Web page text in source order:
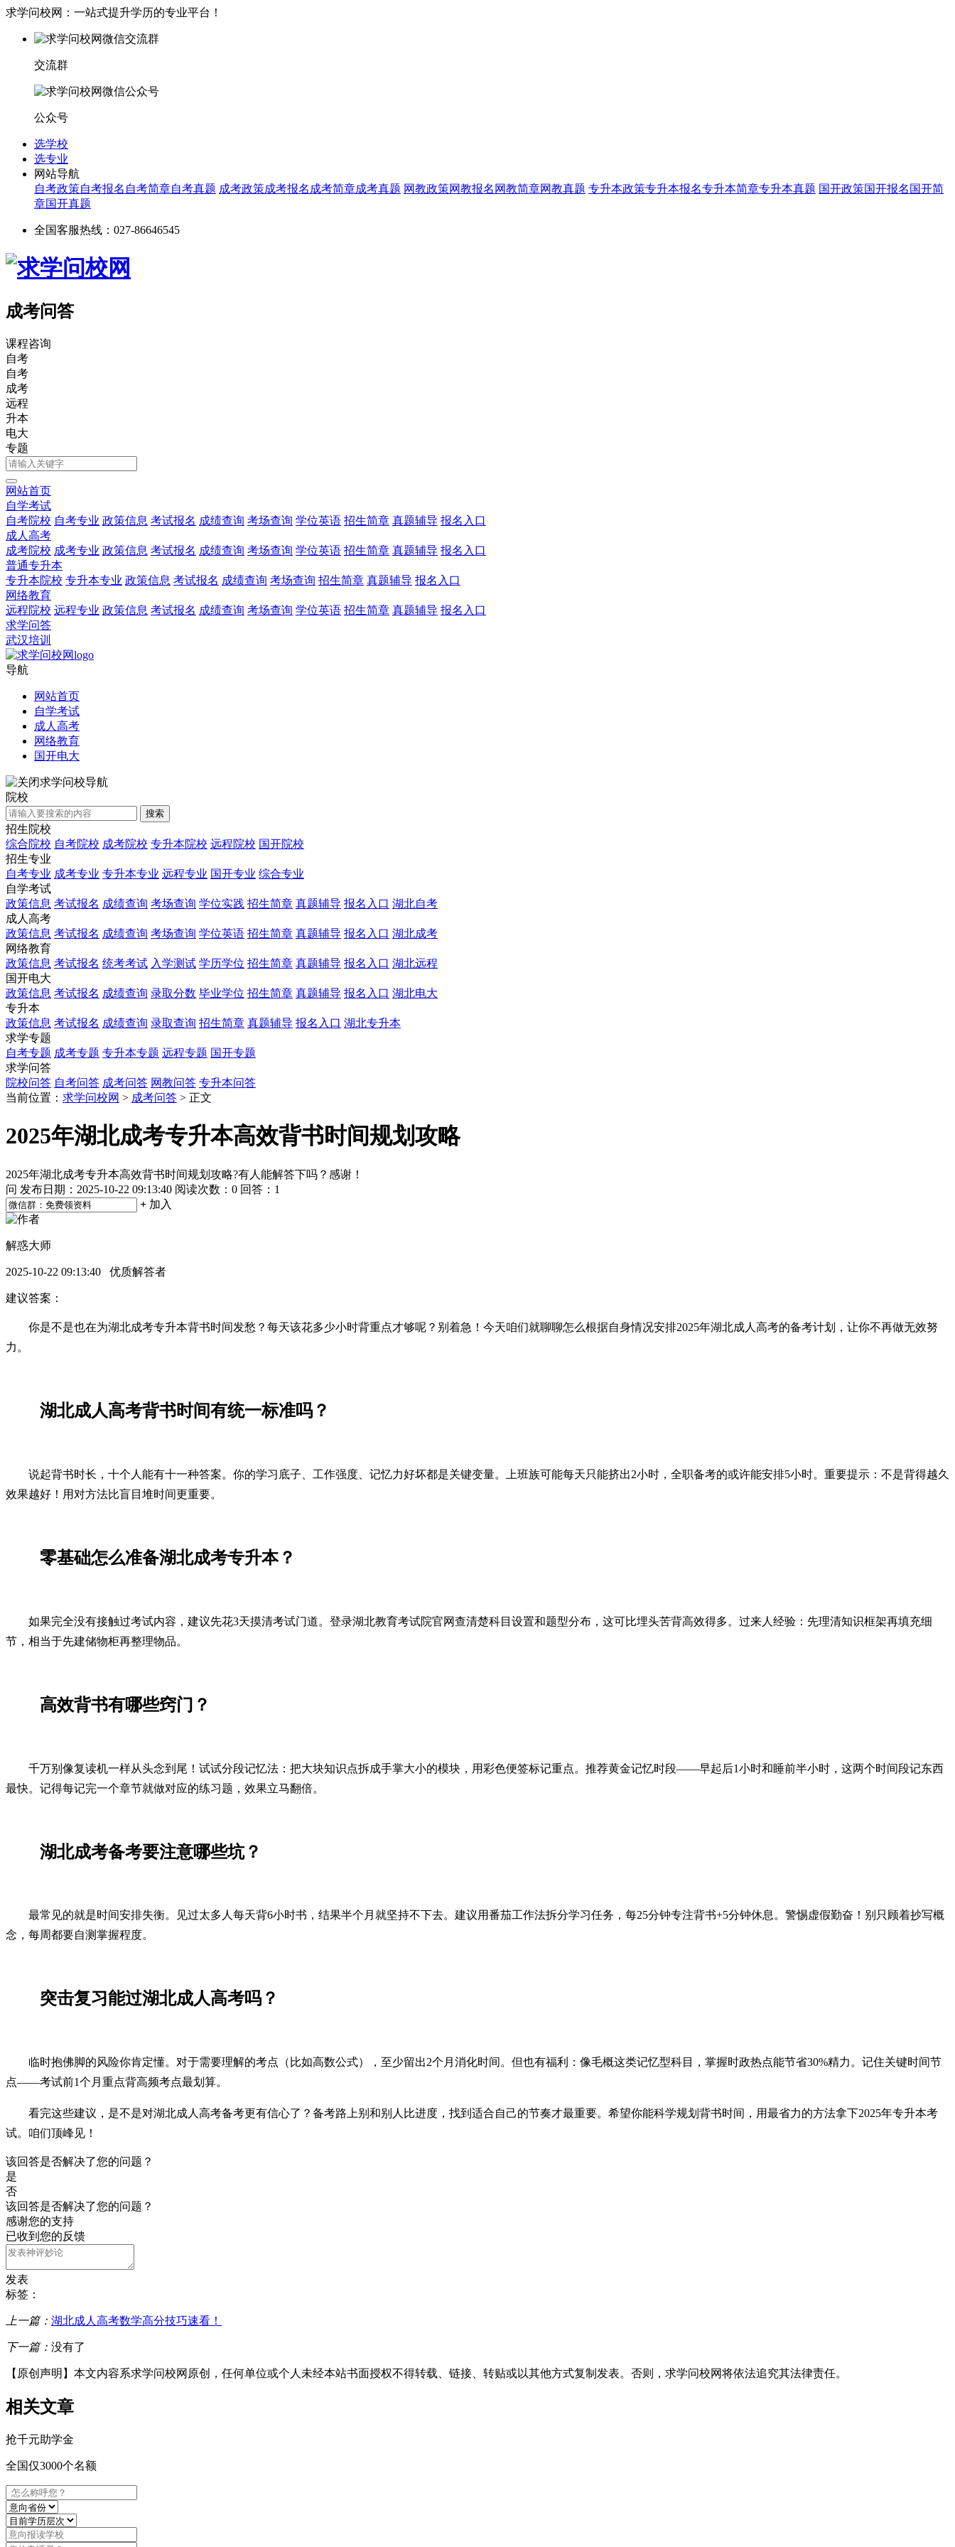
求学问校网：一站式提升学历的专业平台！
交流群
公众号
选学校
选专业
网站导航
自考政策自考报名 自考简章自考真题 成考政策成考报名 成考简章成考真题 网教政策网教报名 网教简章网教真题 专升本政策专升本报名专升本简章专升本真题 国开政策国开报名 国开简
章国开真题
全国客服热线：027-86646545
成考问答
课程咨询
自考
自考
成考
远程
升本
电大
专题
网站首页
自学考试
自考院校 自考专业 政策信息 考试报名 成绩查询 考场查询 学位英语 招生简章 真题辅导 报名入口
成人高考
成考院校 成考专业 政策信息 考试报名 成绩查询 考场查询 学位英语 招生简章 真题辅导 报名入口
普通专升本
专升本院校 专升本专业 政策信息 考试报名 成绩查询 考场查询 招生简章 真题辅导 报名入口
网络教育
远程院校 远程专业 政策信息 考试报名 成绩查询 考场查询 学位英语 招生简章 真题辅导 报名入口
求学问答
武汉培训
导航
网站首页
自学考试
成人高考
网络教育
国开电大
求学问校导航
院校
搜索
招生院校
综合院校 自考院校 成考院校 专升本院校 远程院校 国开院校
招生专业
自考专业 成考专业 专升本专业 远程专业 国开专业 综合专业
自学考试
政策信息 考试报名 成绩查询 考场查询 学位实践 招生简章 真题辅导 报名入口 湖北自考
成人高考
政策信息 考试报名 成绩查询 考场查询 学位英语 招生简章 真题辅导 报名入口 湖北成考
网络教育
政策信息 考试报名 统考考试 入学测试 学历学位 招生简章 真题辅导 报名入口 湖北远程
国开电大
政策信息 考试报名 成绩查询 录取分数 毕业学位 招生简章 真题辅导 报名入口 湖北电大
专升本
政策信息 考试报名 成绩查询 录取查询 招生简章 真题辅导 报名入口 湖北专升本
求学专题
自考专题 成考专题 专升本专题 远程专题 国开专题
求学问答
院校问答 自考问答 成考问答 网教问答 专升本问答
当前位置： 求学问校网 > 成考问答 > 正文
2025年湖北成考专升本高效背书时间规划攻略
2025年湖北成考专升本高效背书时间规划攻略?有人能解答下吗？感谢！
问 发布日期：2025-10-22 09:13:40 阅读次数： 0 回答：1
+ 加入
解惑大师
2025-10-22 09:13:40 优质解答者
建议答案：
你是不是也在为湖北成考专升本背书时间发愁？每天该花多少小时背重点才够呢？别着急！今天咱们就聊聊怎么根据自身情况安排2025年湖北成人高考的备考计划，让你不再做无效努
力。
湖北成人高考背书时间有统一标准吗？
说起背书时长，十个人能有十一种答案。你的学习底子、工作强度、记忆力好坏都是关键变量。上班族可能每天只能挤出2小时，全职备考的或许能安排5小时。重要提示：不是背得越久
效果越好！用对方法比盲目堆时间更重要。
零基础怎么准备湖北成考专升本？
如果完全没有接触过考试内容，建议先花3天摸清考试门道。登录湖北教育考试院官网查清楚科目设置和题型分布，这可比埋头苦背高效得多。过来人经验：先理清知识框架再填充细
节，相当于先建储物柜再整理物品。
高效背书有哪些窍门？
千万别像复读机一样从头念到尾！试试分段记忆法：把大块知识点拆成手掌大小的模块，用彩色便签标记重点。推荐黄金记忆时段——早起后1小时和睡前半小时，这两个时间段记东西
最快。记得每记完一个章节就做对应的练习题，效果立马翻倍。
湖北成考备考要注意哪些坑？
最常见的就是时间安排失衡。见过太多人每天背6小时书，结果半个月就坚持不下去。建议用番茄工作法拆分学习任务，每25分钟专注背书+5分钟休息。警惕虚假勤奋！别只顾着抄写概
念，每周都要自测掌握程度。
突击复习能过湖北成人高考吗？
临时抱佛脚的风险你肯定懂。对于需要理解的考点（比如高数公式），至少留出2个月消化时间。但也有福利：像毛概这类记忆型科目，掌握时政热点能节省30%精力。记住关键时间节
点——考试前1个月重点背高频考点最划算。
看完这些建议，是不是对湖北成人高考备考更有信心了？备考路上别和别人比进度，找到适合自己的节奏才最重要。希望你能科学规划背书时间，用最省力的方法拿下2025年专升本考
试。咱们顶峰见！
该回答是否解决了您的问题？
是
否
该回答是否解决了您的问题？
感谢您的支持
已收到您的反馈
发表
标签：
上一篇： 湖北成人高考数学高分技巧速看！
下一篇： 没有了
【原创声明】本文内容系求学问校网原创，任何单位或个人未经本站书面授权不得转载、链接、转贴或以其他方式复制发表。否则，求学问校网将依法追究其法律责任。
相关文章
抢千元助学金
全国仅3000个名额